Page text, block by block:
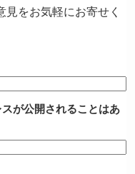
をお気軽にお寄せく
スが公開されることはあ